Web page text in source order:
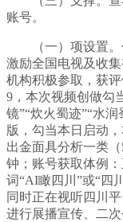
账号。
（一）项设置。
激励全国电视及收
机构积极参取，获
9，本次视频创做勾
镜”“炊火蜀迹”“水
版，勾当本日启动
出金面具分析一类
钟；账号获取体例
词“AI瞰四川”或“四
同时正在视听四川
进行展播宣传、二